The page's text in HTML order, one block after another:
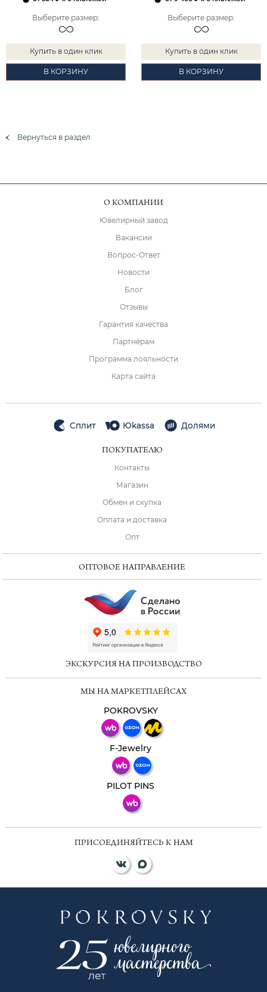
Выберите размер:
Купить в один клик
В КОРЗИНУ
Выберите размер:
Купить в один клик
В КОРЗИНУ
Вернуться в раздел
О КОМПАНИИ
Ювелирный завод
Вакансии
Вопрос-Ответ
Новости
Блог
Отзывы
Гарантия качества
Партнёрам
Программа лояльности
Карта сайта
Сплит Юkassa Долями
ПОКУПАТЕЛЮ
Контакты
Магазин
Обмен и скупка
Оплата и доставка
Опт
ОПТОВОЕ НАПРАВЛЕНИЕ
ЭКСКУРСИЯ НА ПРОИЗВОДСТВО
МЫ НА МАРКЕТПЛЕЙСАХ
POKROVSKY
F-Jewelry
PILOT PINS
ПРИСОЕДИНЯЙТЕСЬ К НАМ